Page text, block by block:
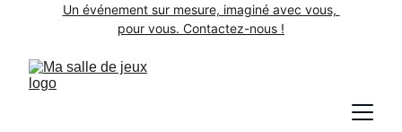
Un événement sur mesure, imaginé avec vous,
pour vous. Contactez-nous !